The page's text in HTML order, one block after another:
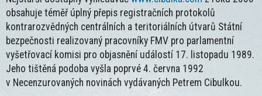
obsahuje téměř úplný přepis registračních protokolů
kontrarozvědných centrálních a teritoriálních útvarů Státní
bezpečnosti realizovaný pracovníky FMV pro parlamentní
vyšetřovací komisi pro objasnění událostí 17. listopadu 1989.
Jeho tištěná podoba vyšla poprvé 4. června 1992
v Necenzurovaných novinách vydávaných Petrem Cibulkou.